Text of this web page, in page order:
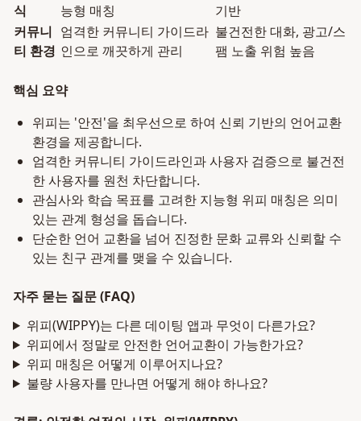
식
능형 매칭
기반
커뮤니
티 환경
엄격한 커뮤니티 가이드라
인으로 깨끗하게 관리
불건전한 대화, 광고/스
팸 노출 위험 높음
핵심 요약
위피는 '안전'을 최우선으로 하여 신뢰 기반의 언어교환
환경을 제공합니다.
엄격한 커뮤니티 가이드라인과 사용자 검증으로 불건전
한 사용자를 원천 차단합니다.
관심사와 학습 목표를 고려한 지능형 위피 매칭은 의미
있는 관계 형성을 돕습니다.
단순한 언어 교환을 넘어 진정한 문화 교류와 신뢰할 수
있는 친구 관계를 맺을 수 있습니다.
자주 묻는 질문 (FAQ)
위피(WIPPY)는 다른 데이팅 앱과 무엇이 다른가요?
위피에서 정말로 안전한 언어교환이 가능한가요?
위피 매칭은 어떻게 이루어지나요?
불량 사용자를 만나면 어떻게 해야 하나요?